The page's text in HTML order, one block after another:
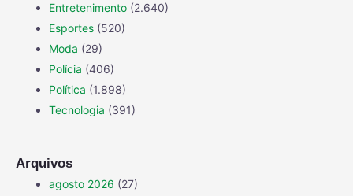
Entretenimento (2.640)
Esportes (520)
Moda (29)
Polícia (406)
Política (1.898)
Tecnologia (391)
Arquivos
agosto 2026 (27)